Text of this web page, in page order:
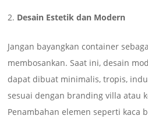
Desain Estetik dan Modern
Jangan bayangkan container
membosankan. Saat ini, desain
dapat dibuat minimalis, tropis,
sesuai dengan branding villa atau
Penambahan elemen seperti kaca